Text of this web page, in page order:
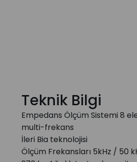
Teknik Bilgi
Empedans Ölçüm Sistemi 8
multi-frekans
İleri Bia teknolojisi
Ölçüm Frekansları 5kHz / 50